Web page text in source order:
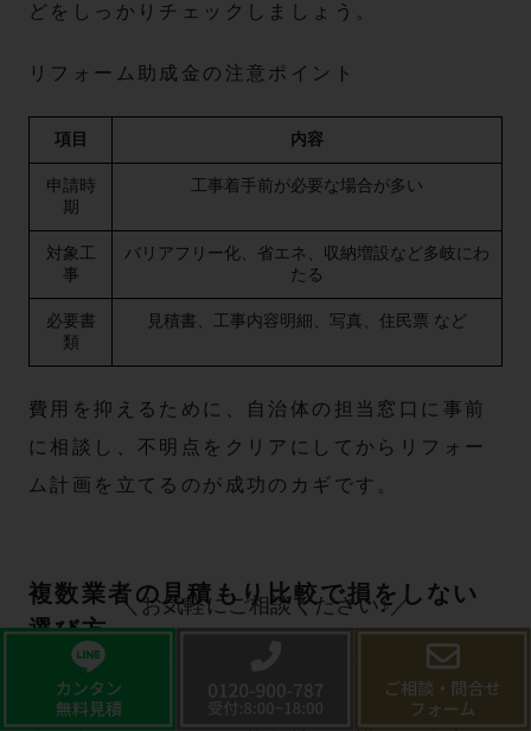
どをしっかりチェックしましょう。
リフォーム助成金の注意ポイント
項目 内容
申請時
期
工事着手前が必要な場合が多い
対象工
事
バリアフリー化、省エネ、収納増設など多岐にわ
たる
必要書
類
見積書、工事内容明細、写真、住民票 など
費用を抑えるために、自治体の担当窓口に事前
に相談し、不明点をクリアにしてからリフォー
ム計画を立てるのが成功のカギです。
複数業者の見積もり比較で損をしない
選び方
押入れのリフォーム費用は業者ごとに価格や対
＼お気軽にご相談ください♪／